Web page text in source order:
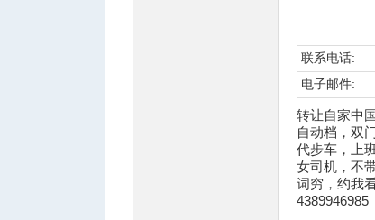
联系电话:
电子邮件:
转让自家中
自动档，双
代步车，上
女司机，不
词穷，约我
4389946985